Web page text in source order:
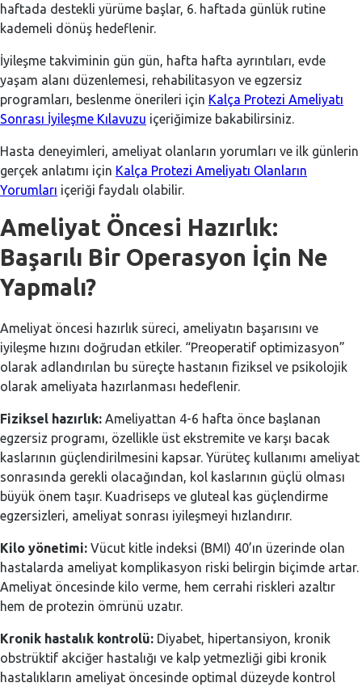
haftada destekli yürüme başlar, 6. haftada günlük rutine
kademeli dönüş hedeflenir.
İyileşme takviminin gün gün, hafta hafta ayrıntıları, evde
yaşam alanı düzenlemesi, rehabilitasyon ve egzersiz
programları, beslenme önerileri için Kalça Protezi Ameliyatı
Sonrası İyileşme Kılavuzu içeriğimize bakabilirsiniz.
Hasta deneyimleri, ameliyat olanların yorumları ve ilk günlerin
gerçek anlatımı için Kalça Protezi Ameliyatı Olanların
Yorumları içeriği faydalı olabilir.
Ameliyat Öncesi Hazırlık:
Başarılı Bir Operasyon İçin Ne
Yapmalı?
Ameliyat öncesi hazırlık süreci, ameliyatın başarısını ve
iyileşme hızını doğrudan etkiler. “Preoperatif optimizasyon”
olarak adlandırılan bu süreçte hastanın fiziksel ve psikolojik
olarak ameliyata hazırlanması hedeflenir.
Fiziksel hazırlık: Ameliyattan 4-6 hafta önce başlanan
egzersiz programı, özellikle üst ekstremite ve karşı bacak
kaslarının güçlendirilmesini kapsar. Yürüteç kullanımı ameliyat
sonrasında gerekli olacağından, kol kaslarının güçlü olması
büyük önem taşır. Kuadriseps ve gluteal kas güçlendirme
egzersizleri, ameliyat sonrası iyileşmeyi hızlandırır.
Kilo yönetimi: Vücut kitle indeksi (BMI) 40’ın üzerinde olan
hastalarda ameliyat komplikasyon riski belirgin biçimde artar.
Ameliyat öncesinde kilo verme, hem cerrahi riskleri azaltır
hem de protezin ömrünü uzatır.
Kronik hastalık kontrolü: Diyabet, hipertansiyon, kronik
obstrüktif akciğer hastalığı ve kalp yetmezliği gibi kronik
hastalıkların ameliyat öncesinde optimal düzeyde kontrol